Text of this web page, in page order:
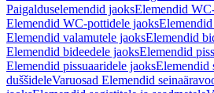
Paigalduselemendid jaoksElemendid
Elemendid WC-pottidele jaoks
Elemendid valamutele jaoksElemendid
Elemendid bideedele jaoksElemendid
Elemendid pissuaaridele jaoksElemendid
duššideleVaruosad Elemendid